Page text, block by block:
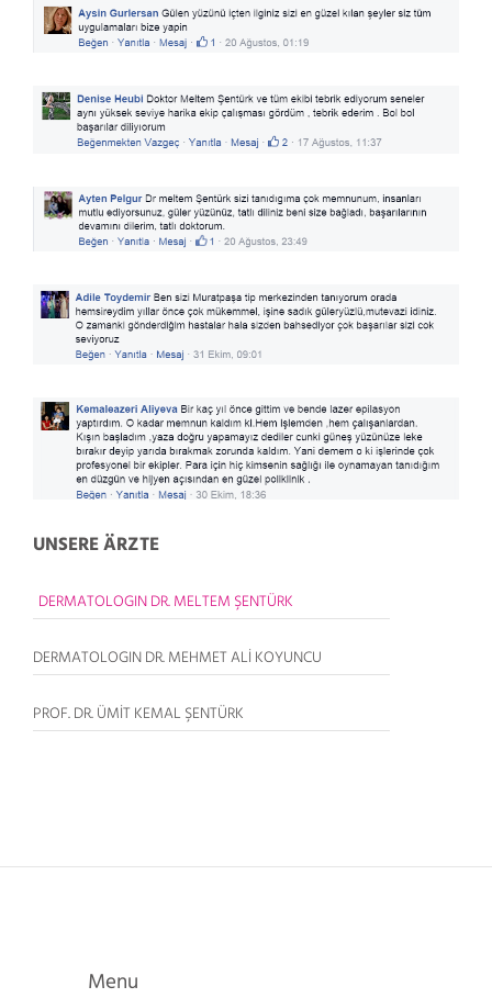
UNSERE ÄRZTE
DERMATOLOGIN DR. MELTEM ŞENTÜRK
DERMATOLOGIN DR. MEHMET ALİ KOYUNCU
PROF. DR. ÜMİT KEMAL ŞENTÜRK
Menu